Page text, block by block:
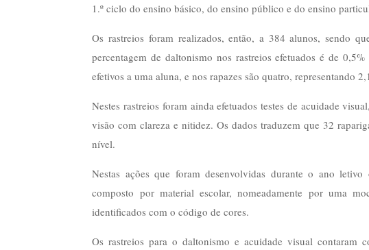
1.º ciclo do ensino básico, do ensino público e do ensino
Os rastreios foram realizados, então, a 384 alunos, sendo
percentagem de daltonismo nos rastreios efetuados é de
efetivos a uma aluna, e nos rapazes são quatro, representando
Nestes rastreios foram ainda efetuados testes de acuidade
visão com clareza e nitidez. Os dados traduzem que 32
nível.
Nestas ações que foram desenvolvidas durante o ano
composto por material escolar, nomeadamente por uma
identificados com o código de cores.
Os rastreios para o daltonismo e acuidade visual contaram